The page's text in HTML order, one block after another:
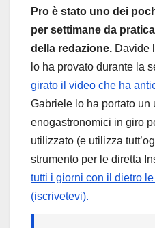
Pro è stato uno dei
per settimane da
della redazione. Davide
lo ha provato durante la
girato il video che ha
Gabriele lo ha portato un
enogastronomici in giro
utilizzato (e utilizza
strumento per le diretta
tutti i giorni con il dietro
(iscrivetevi).